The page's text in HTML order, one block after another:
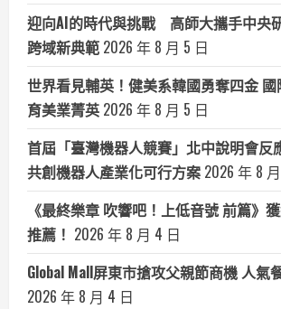
迎向AI的時代與挑戰 高師大攜手中央
跨域新典範 2026 年 8 月 5 日
世界看見輔英！健美系韓國勇奪四金
育美業菁英 2026 年 8 月 5 日
首屆「臺灣機器人競賽」北中說明會反
共創機器人產業化可行方案 2026 年 8
《最終樂章 吹響吧！上低音號 前篇》
推薦！ 2026 年 8 月 4 日
Global Mall屏東市搶攻父親節商機 人氣
2026 年 8 月 4 日